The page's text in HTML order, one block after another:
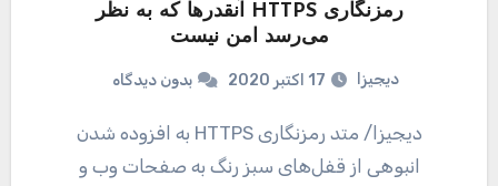
رمزنگاری HTTPS آنقدرها که به نظر
می‌رسد امن نیست
دیجیزا 17 اکتبر 2020 بدون دیدگاه
دیجیزا/ متد رمزنگاری HTTPS به افزوده شدن
انبوهی از قفل‌های سبز رنگ به صفحات وب و